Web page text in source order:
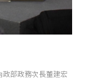
政部政務次長董建宏